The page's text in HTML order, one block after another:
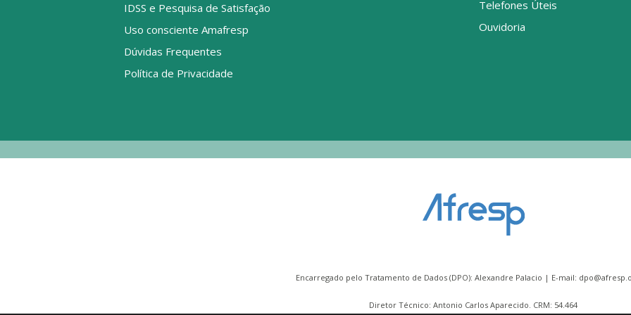
IDSS e Pesquisa de Satisfação
Uso consciente Amafresp
Dúvidas Frequentes
Política de Privacidade
Telefones Úteis
Ouvidoria
Encarregado pelo Tratamento de Dados (DPO): Alexandre Palacio | E-mail:
Diretor Técnico: Antonio Carlos Aparecido. CRM: 54.464